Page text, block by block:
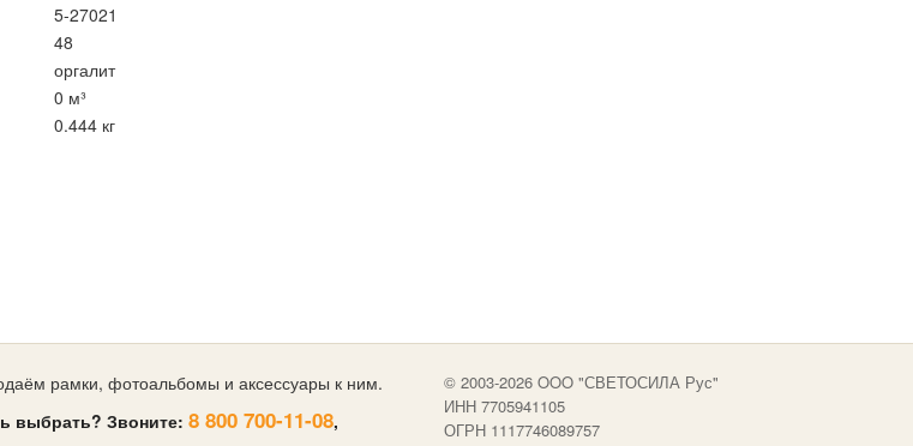
5-27021
48
оргалит
0 м³
0.444 кг
рамки, фотоальбомы и аксессуары к ним.
выбрать? Звоните: 8 800 700-11-08,
© 2003-2026 OOO "СВЕТОСИЛА Рус"
ИНН 7705941105
ОГРН 1117746089757